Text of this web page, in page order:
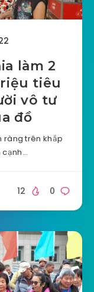
làm 2
tiêu
vô tư
đồ
ràng trên khắp
cạnh…
0
12